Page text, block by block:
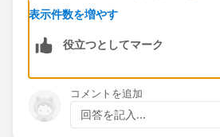
表示件数を増やす
役立つとしてマーク
コメントを追加
回答を記入...